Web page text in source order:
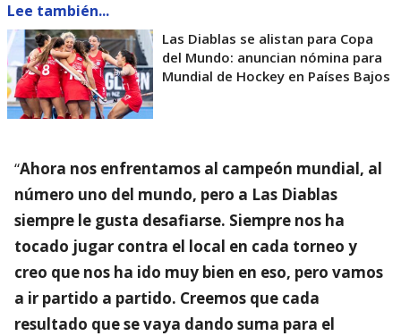
Lee también...
Las Diablas se alistan para Copa
del Mundo: anuncian nómina para
Mundial de Hockey en Países Bajos
“Ahora nos enfrentamos al campeón mundial, al
número uno del mundo, pero a Las Diablas
siempre le gusta desafiarse. Siempre nos ha
tocado jugar contra el local en cada torneo y
creo que nos ha ido muy bien en eso, pero vamos
a ir partido a partido. Creemos que cada
resultado que se vaya dando suma para el